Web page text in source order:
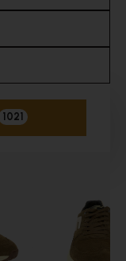
1021Filtres actifs